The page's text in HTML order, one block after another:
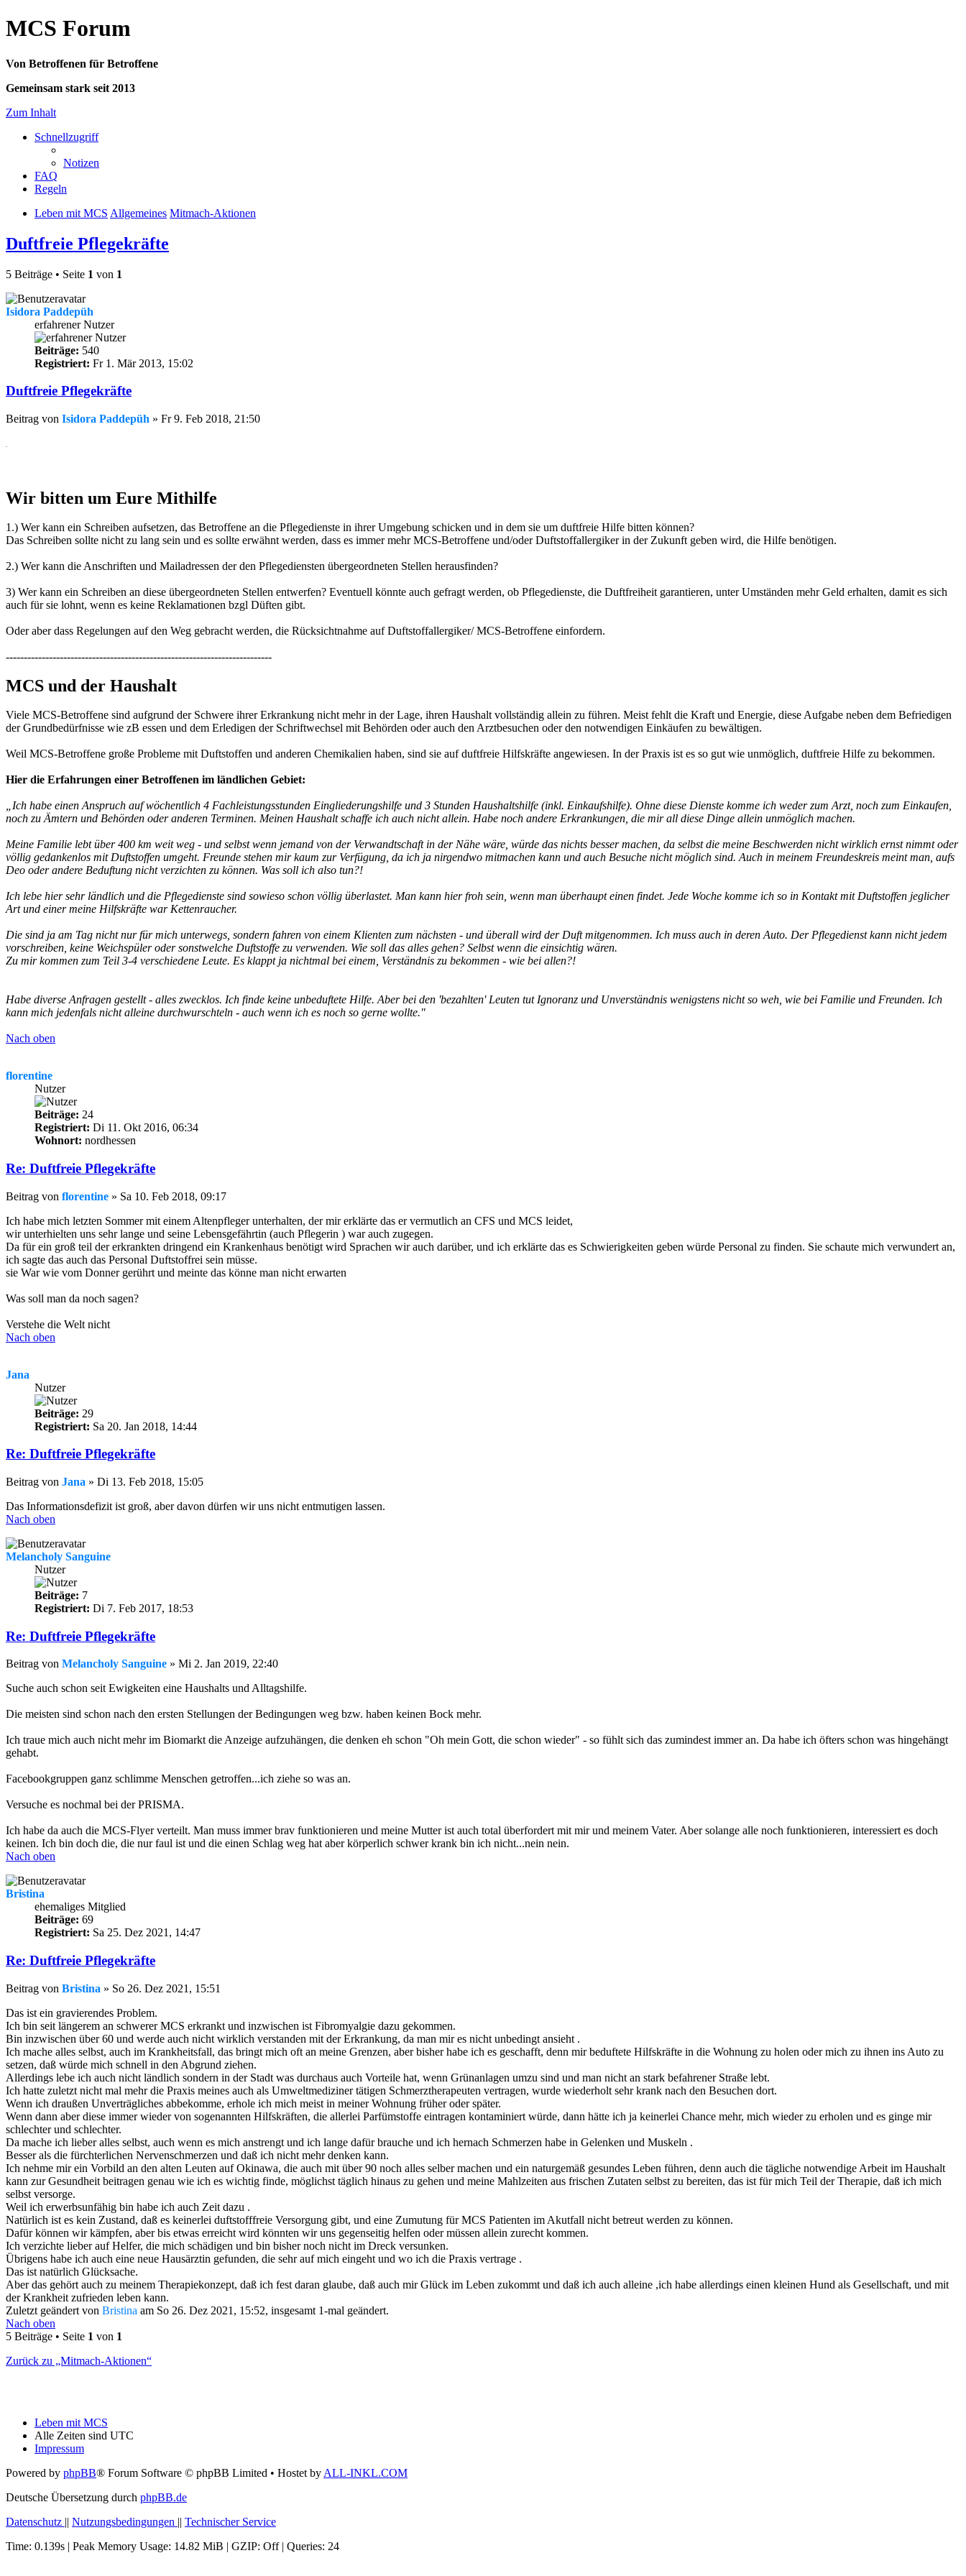
MCS Forum
Von Betroffenen für Betroffene
Gemeinsam stark seit 2013
Zum Inhalt
Schnellzugriff
Notizen
FAQ
Regeln
Leben mit MCS Allgemeines Mitmach-Aktionen
Duftfreie Pflegekräfte
5 Beiträge • Seite 1 von 1
Isidora Paddepüh
erfahrener Nutzer
Beiträge: 540
Registriert: Fr 1. Mär 2013, 15:02
Duftfreie Pflegekräfte
Beitrag von Isidora Paddepüh » Fr 9. Feb 2018, 21:50
.
Wir bitten um Eure Mithilfe
1.) Wer kann ein Schreiben aufsetzen, das Betroffene an die Pflegedienste in ihrer Umgebung schicken und in dem sie um duftfreie Hilfe bitten können?
Das Schreiben sollte nicht zu lang sein und es sollte erwähnt werden, dass es immer mehr MCS-Betroffene und/oder Duftstoffallergiker in der Zukunft geben wird, die Hilfe benötigen.
2.) Wer kann die Anschriften und Mailadressen der den Pflegediensten übergeordneten Stellen herausfinden?
3) Wer kann ein Schreiben an diese übergeordneten Stellen entwerfen? Eventuell könnte auch gefragt werden, ob Pflegedienste, die Duftfreiheit garantieren, unter Umständen mehr Geld erhalten, damit es sich
auch für sie lohnt, wenn es keine Reklamationen bzgl Düften gibt.
Oder aber dass Regelungen auf den Weg gebracht werden, die Rücksichtnahme auf Duftstoffallergiker/ MCS-Betroffene einfordern.
--------------------------------------------------------------------------
MCS und der Haushalt
Viele MCS-Betroffene sind aufgrund der Schwere ihrer Erkrankung nicht mehr in der Lage, ihren Haushalt vollständig allein zu führen. Meist fehlt die Kraft und Energie, diese Aufgabe neben dem Befriedigen
der Grundbedürfnisse wie zB essen und dem Erledigen der Schriftwechsel mit Behörden oder auch den Arztbesuchen oder den notwendigen Einkäufen zu bewältigen.
Weil MCS-Betroffene große Probleme mit Duftstoffen und anderen Chemikalien haben, sind sie auf duftfreie Hilfskräfte angewiesen. In der Praxis ist es so gut wie unmöglich, duftfreie Hilfe zu bekommen.
Hier die Erfahrungen einer Betroffenen im ländlichen Gebiet:
„Ich habe einen Anspruch auf wöchentlich 4 Fachleistungsstunden Eingliederungshilfe und 3 Stunden Haushaltshilfe (inkl. Einkaufshilfe). Ohne diese Dienste komme ich weder zum Arzt, noch zum Einkaufen,
noch zu Ämtern und Behörden oder anderen Terminen. Meinen Haushalt schaffe ich auch nicht allein. Habe noch andere Erkrankungen, die mir all diese Dinge allein unmöglich machen.
Meine Familie lebt über 400 km weit weg - und selbst wenn jemand von der Verwandtschaft in der Nähe wäre, würde das nichts besser machen, da selbst die meine Beschwerden nicht wirklich ernst nimmt oder
völlig gedankenlos mit Duftstoffen umgeht. Freunde stehen mir kaum zur Verfügung, da ich ja nirgendwo mitmachen kann und auch Besuche nicht möglich sind. Auch in meinem Freundeskreis meint man, aufs
Deo oder andere Beduftung nicht verzichten zu können. Was soll ich also tun?!
Ich lebe hier sehr ländlich und die Pflegedienste sind sowieso schon völlig überlastet. Man kann hier froh sein, wenn man überhaupt einen findet. Jede Woche komme ich so in Kontakt mit Duftstoffen jeglicher
Art und einer meine Hilfskräfte war Kettenraucher.
Die sind ja am Tag nicht nur für mich unterwegs, sondern fahren von einem Klienten zum nächsten - und überall wird der Duft mitgenommen. Ich muss auch in deren Auto. Der Pflegedienst kann nicht jedem
vorschreiben, keine Weichspüler oder sonstwelche Duftstoffe zu verwenden. Wie soll das alles gehen? Selbst wenn die einsichtig wären.
Zu mir kommen zum Teil 3-4 verschiedene Leute. Es klappt ja nichtmal bei einem, Verständnis zu bekommen - wie bei allen?!
Habe diverse Anfragen gestellt - alles zwecklos. Ich finde keine unbeduftete Hilfe. Aber bei den 'bezahlten' Leuten tut Ignoranz und Unverständnis wenigstens nicht so weh, wie bei Familie und Freunden. Ich
kann mich jedenfals nicht alleine durchwurschteln - auch wenn ich es noch so gerne wollte."
Nach oben
florentine
Nutzer
Beiträge: 24
Registriert: Di 11. Okt 2016, 06:34
Wohnort: nordhessen
Re: Duftfreie Pflegekräfte
Beitrag von florentine » Sa 10. Feb 2018, 09:17
Ich habe mich letzten Sommer mit einem Altenpfleger unterhalten, der mir erklärte das er vermutlich an CFS und MCS leidet,
wir unterhielten uns sehr lange und seine Lebensgefährtin (auch Pflegerin ) war auch zugegen.
Da für ein groß teil der erkrankten dringend ein Krankenhaus benötigt wird Sprachen wir auch darüber, und ich erklärte das es Schwierigkeiten geben würde Personal zu finden. Sie schaute mich verwundert an,
ich sagte das auch das Personal Duftstoffrei sein müsse.
sie War wie vom Donner gerührt und meinte das könne man nicht erwarten
Was soll man da noch sagen?
Verstehe die Welt nicht
Nach oben
Jana
Nutzer
Beiträge: 29
Registriert: Sa 20. Jan 2018, 14:44
Re: Duftfreie Pflegekräfte
Beitrag von Jana » Di 13. Feb 2018, 15:05
Das Informationsdefizit ist groß, aber davon dürfen wir uns nicht entmutigen lassen.
Nach oben
Melancholy Sanguine
Nutzer
Beiträge: 7
Registriert: Di 7. Feb 2017, 18:53
Re: Duftfreie Pflegekräfte
Beitrag von Melancholy Sanguine » Mi 2. Jan 2019, 22:40
Suche auch schon seit Ewigkeiten eine Haushalts und Alltagshilfe.
Die meisten sind schon nach den ersten Stellungen der Bedingungen weg bzw. haben keinen Bock mehr.
Ich traue mich auch nicht mehr im Biomarkt die Anzeige aufzuhängen, die denken eh schon "Oh mein Gott, die schon wieder" - so fühlt sich das zumindest immer an. Da habe ich öfters schon was hingehängt
gehabt.
Facebookgruppen ganz schlimme Menschen getroffen...ich ziehe so was an.
Versuche es nochmal bei der PRISMA.
Ich habe da auch die MCS-Flyer verteilt. Man muss immer brav funktionieren und meine Mutter ist auch total überfordert mit mir und meinem Vater. Aber solange alle noch funktionieren, interessiert es doch
keinen. Ich bin doch die, die nur faul ist und die einen Schlag weg hat aber körperlich schwer krank bin ich nicht...nein nein.
Nach oben
Bristina
ehemaliges Mitglied
Beiträge: 69
Registriert: Sa 25. Dez 2021, 14:47
Re: Duftfreie Pflegekräfte
Beitrag von Bristina » So 26. Dez 2021, 15:51
Das ist ein gravierendes Problem.
Ich bin seit längerem an schwerer MCS erkrankt und inzwischen ist Fibromyalgie dazu gekommen.
Bin inzwischen über 60 und werde auch nicht wirklich verstanden mit der Erkrankung, da man mir es nicht unbedingt ansieht .
Ich mache alles selbst, auch im Krankheitsfall, das bringt mich oft an meine Grenzen, aber bisher habe ich es geschafft, denn mir beduftete Hilfskräfte in die Wohnung zu holen oder mich zu ihnen ins Auto zu
setzen, daß würde mich schnell in den Abgrund ziehen.
Allerdings lebe ich auch nicht ländlich sondern in der Stadt was durchaus auch Vorteile hat, wenn Grünanlagen umzu sind und man nicht an stark befahrener Straße lebt.
Ich hatte zuletzt nicht mal mehr die Praxis meines auch als Umweltmediziner tätigen Schmerztherapeuten vertragen, wurde wiederholt sehr krank nach den Besuchen dort.
Wenn ich draußen Unverträgliches abbekomme, erhole ich mich meist in meiner Wohnung früher oder später.
Wenn dann aber diese immer wieder von sogenannten Hilfskräften, die allerlei Parfümstoffe eintragen kontaminiert würde, dann hätte ich ja keinerlei Chance mehr, mich wieder zu erholen und es ginge mir
schlechter und schlechter.
Da mache ich lieber alles selbst, auch wenn es mich anstrengt und ich lange dafür brauche und ich hernach Schmerzen habe in Gelenken und Muskeln .
Besser als die fürchterlichen Nervenschmerzen und daß ich nicht mehr denken kann.
Ich nehme mir ein Vorbild an den alten Leuten auf Okinawa, die auch mit über 90 noch alles selber machen und ein naturgemäß gesundes Leben führen, denn auch die tägliche notwendige Arbeit im Haushalt
kann zur Gesundheit beitragen genau wie ich es wichtig finde, möglichst täglich hinaus zu gehen und meine Mahlzeiten aus frischen Zutaten selbst zu bereiten, das ist für mich Teil der Therapie, daß ich mich
selbst versorge.
Weil ich erwerbsunfähig bin habe ich auch Zeit dazu .
Natürlich ist es kein Zustand, daß es keinerlei duftstofffreie Versorgung gibt, und eine Zumutung für MCS Patienten im Akutfall nicht betreut werden zu können.
Dafür können wir kämpfen, aber bis etwas erreicht wird könnten wir uns gegenseitig helfen oder müssen allein zurecht kommen.
Ich verzichte lieber auf Helfer, die mich schädigen und bin bisher noch nicht im Dreck versunken.
Übrigens habe ich auch eine neue Hausärztin gefunden, die sehr auf mich eingeht und wo ich die Praxis vertrage .
Das ist natürlich Glücksache.
Aber das gehört auch zu meinem Therapiekonzept, daß ich fest daran glaube, daß auch mir Glück im Leben zukommt und daß ich auch alleine ,ich habe allerdings einen kleinen Hund als Gesellschaft, und mit
der Krankheit zufrieden leben kann.
Zuletzt geändert von Bristina am So 26. Dez 2021, 15:52, insgesamt 1-mal geändert.
Nach oben
5 Beiträge • Seite 1 von 1
Zurück zu „Mitmach-Aktionen“
Leben mit MCS
Alle Zeiten sind UTC
Impressum
Powered by phpBB® Forum Software © phpBB Limited • Hostet by ALL-INKL.COM
Deutsche Übersetzung durch phpBB.de
Datenschutz || Nutzungsbedingungen || Technischer Service
Time: 0.139s | Peak Memory Usage: 14.82 MiB | GZIP: Off | Queries: 24